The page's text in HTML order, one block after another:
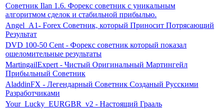
Советник Ilan 1.6. Форекс советник с уникальным
алгоритмом сделок и стабильной прибылью.
Angel_A1- Forex Советник, который Приносит Потрясающий
Результат
DVD 100-50 Cent - Форекс советник который показал
ошеломительные результаты
MartingailExpert - Чистый Оригинальный Мартингейл
Прибыльный Советник
AladdinFX - Легендарный Советник Созданый Русскими
Разработчиками
Your_Lucky_EURGBR_v2 - Настоящий Грааль